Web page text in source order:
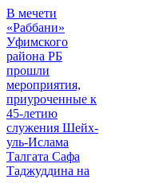
В мечети
«Раббани»
Уфимского
района РБ
прошли
мероприятия,
приуроченные к
45-летию
служения Шейх-
уль-Ислама
Талгата Сафа
Таджуддина на